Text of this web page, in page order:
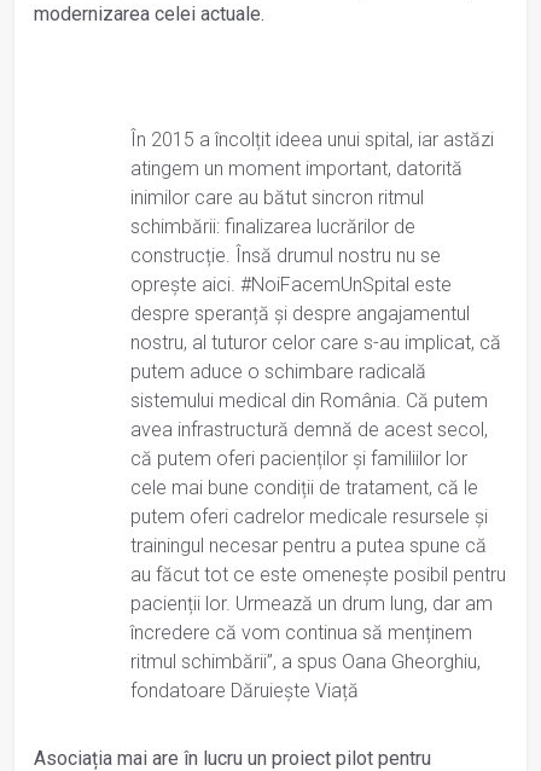
modernizarea celei actuale.
În 2015 a încolțit ideea unui spital, iar astăzi
atingem un moment important, datorită
inimilor care au bătut sincron ritmul
schimbării: finalizarea lucrărilor de
construcție. Însă drumul nostru nu se
oprește aici. #NoiFacemUnSpital este
despre speranță și despre angajamentul
nostru, al tuturor celor care s-au implicat, că
putem aduce o schimbare radicală
sistemului medical din România. Că putem
avea infrastructură demnă de acest secol,
că putem oferi pacienților și familiilor lor
cele mai bune condiții de tratament, că le
putem oferi cadrelor medicale resursele și
trainingul necesar pentru a putea spune că
au făcut tot ce este omenește posibil pentru
pacienții lor. Urmează un drum lung, dar am
încredere că vom continua să menținem
ritmul schimbării”, a spus Oana Gheorghiu,
fondatoare Dăruiește Viață
Asociația mai are în lucru un proiect pilot pentru